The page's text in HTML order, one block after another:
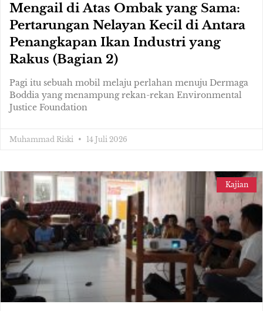
Mengail di Atas Ombak yang Sama:
Pertarungan Nelayan Kecil di Antara
Penangkapan Ikan Industri yang
Rakus (Bagian 2)
Pagi itu sebuah mobil melaju perlahan menuju Dermaga
Boddia yang menampung rekan-rekan Environmental
Justice Foundation
Muhammad Riski 14 Juli 2026
Kajian